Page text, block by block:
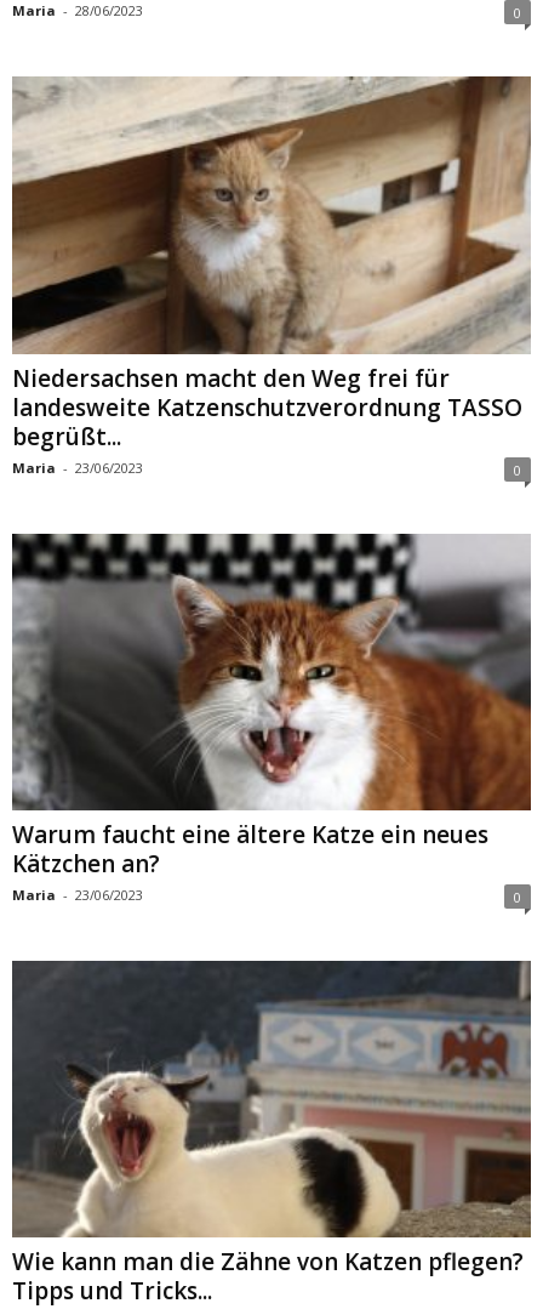
Maria - 28/06/2023 0
Niedersachsen macht den Weg frei für
landesweite Katzenschutzverordnung TASSO
begrüßt...
Maria - 23/06/2023 0
Warum faucht eine ältere Katze ein neues
Kätzchen an?
Maria - 23/06/2023 0
Wie kann man die Zähne von Katzen pflegen?
Tipps und Tricks...